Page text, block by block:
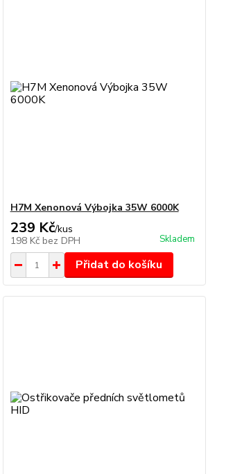
H7M Xenonová Výbojka 35W 6000K
239 Kč/kus
198 Kč bez DPH Skladem
Přidat do košíku